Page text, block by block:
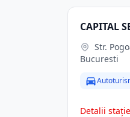
CAPITAL
Bucuresti
Detalii stație